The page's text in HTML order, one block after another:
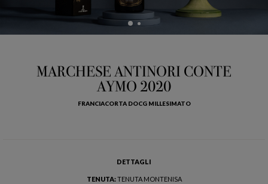
MARCHESE ANTINORI CONTE
AYMO 2020
FRANCIACORTA DOCG MILLESIMATO
DETTAGLI
TENUTA:TENUTA MONTENISA